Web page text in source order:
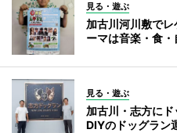
見る・遊ぶ
加古川河川敷で
ーマは音楽・食・
見る・遊ぶ
加古川・志方に
DIYのドッグラン